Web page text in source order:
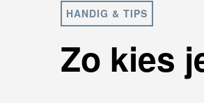
HANDIG & TIPS
Zo kies